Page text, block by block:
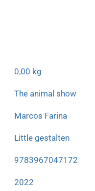
0,00 kg
The animal show
Marcos Farina
Little gestalten
9783967047172
2022